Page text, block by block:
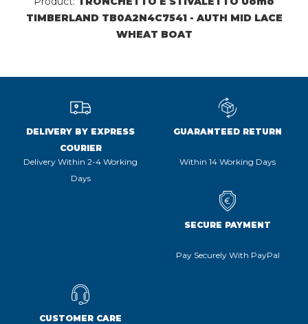
TIMBERLAND TB0A2N4C7541 - AUTH MID LACE
WHEAT BOAT
DELIVERY BY EXPRESS
COURIER
Delivery Within 2-4 Working
Days
GUARANTEED RETURN
Within 14 Working Days
SECURE PAYMENT
Pay Securely With PayPal
CUSTOMER CARE